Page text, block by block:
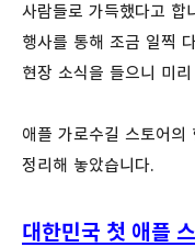
사람들로 가득했다고 합
행사를 통해 조금 일찍
현장 소식을 들으니 미
애플 가로수길 스토어의
정리해 놓았습니다.
대한민국 첫 애플